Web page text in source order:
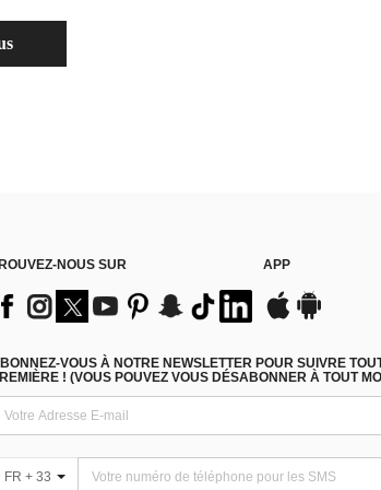
NOUS SUR APP
VOUS À NOTRE NEWSLETTER POUR SUIVRE
! (VOUS POUVEZ VOUS DÉSABONNER À TOUT
FR + 33